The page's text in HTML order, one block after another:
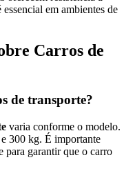
em ambientes de
Carros de
de transporte?
varia conforme o modelo.
300 kg. É importante
para garantir que o carro